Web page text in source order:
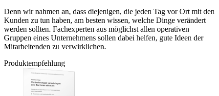
Denn wir nahmen an, dass diejenigen, die jeden Tag vor Ort mit den
Kunden zu tun haben, am besten wissen, welche Dinge verändert
werden sollten. Fachexperten aus möglichst allen operativen
Gruppen eines Unternehmens sollen dabei helfen, gute Ideen der
Mitarbeitenden zu verwirklichen.
Produktempfehlung